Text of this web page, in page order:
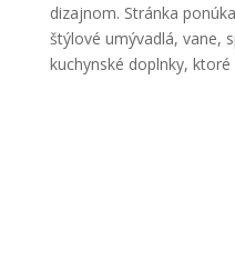
dizajnom. Stránka
štýlové umývadlá, vane,
kuchynské doplnky,